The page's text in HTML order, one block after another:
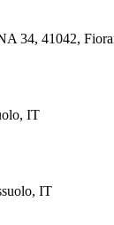
34, 41042,
IT
IT